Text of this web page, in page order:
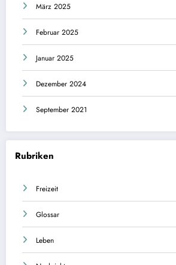
März 2025
Februar 2025
Januar 2025
Dezember 2024
September 2021
Rubriken
Freizeit
Glossar
Leben